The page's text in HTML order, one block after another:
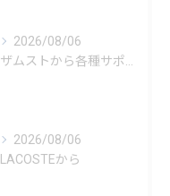
2026/08/06
2026/08/06
LACOSTEから